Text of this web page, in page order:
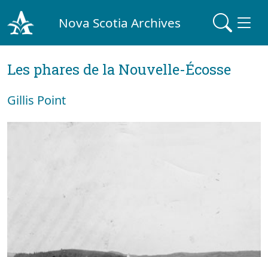
Nova Scotia Archives
Les phares de la Nouvelle-Écosse
Gillis Point